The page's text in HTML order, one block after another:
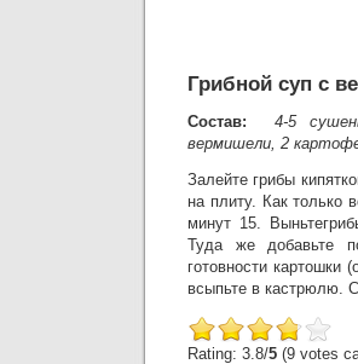
Грибной суп с
Состав: 4-5
вермишели, 2
Залейте грибы
на плиту. Как только
минут 15.
Туда же добавьте
готовности картошки
всыпьте в кастрюлю.
Rating: 3.8/5 (9 votes